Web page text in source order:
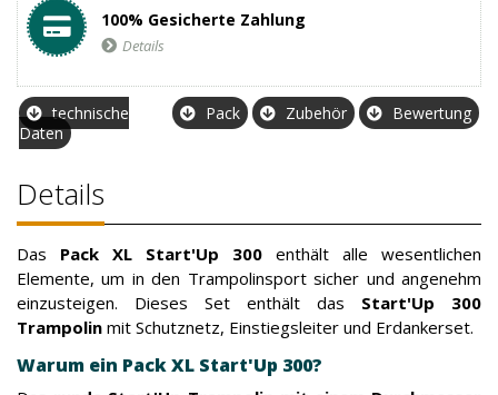
100% Gesicherte Zahlung
Details
technische
Daten
Pack Zubehör Bewertung
Details
Das Pack XL Start'Up 300 enthält alle wesentlichen
Elemente, um in den Trampolinsport sicher und angenehm
einzusteigen. Dieses Set enthält das Start'Up 300
Trampolin mit Schutznetz, Einstiegsleiter und Erdankerset.
Warum ein Pack XL Start'Up 300?